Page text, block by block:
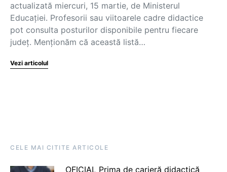
actualizată miercuri, 15 martie, de Ministerul
Educației. Profesorii sau viitoarele cadre didactice
pot consulta posturilor disponibile pentru fiecare
județ. Menționăm că această listă…
Vezi articolul
CELE MAI CITITE ARTICOLE
OFICIAL Prima de carieră didactică